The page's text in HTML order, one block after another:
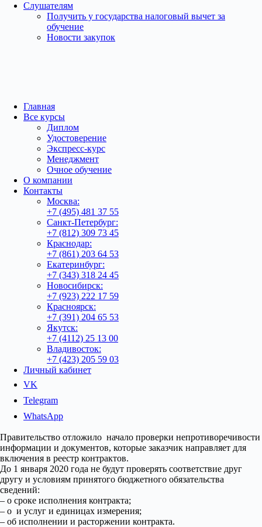
Слушателям
Получить у государства налоговый вычет за
обучение
Новости закупок
Главная
Все курсы
Диплом
Удостоверение
Экспресс-курс
Менеджмент
Очное обучение
О компании
Контакты
Москва:
+7 (495) 481 37 55
Санкт-Петербург:
+7 (812) 309 73 45
Краснодар:
+7 (861) 203 64 53
Екатеринбург:
+7 (343) 318 24 45
Новосибирск:
+7 (923) 222 17 59
Красноярск:
+7 (391) 204 65 53
Якутск:
+7 (4112) 25 13 00
Владивосток:
+7 (423) 205 59 03
Личный кабинет
VK
Telegram
WhatsApp
Правительство отложило начало проверки непротиворечивости
информации и документов, которые заказчик направляет для
включения в реестр контрактов.
До 1 января 2020 года не будут проверять соответствие друг
другу и условиям принятого бюджетного обязательства
сведений:
– о сроке исполнения контракта;
– о и услуг и единицах измерения;
– об исполнении и расторжении контракта.